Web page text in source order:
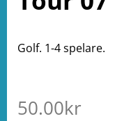
Golf. 1-4 spelare.
50.00kr